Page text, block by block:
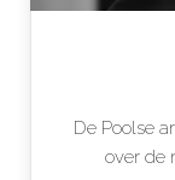
De Poolse
over de